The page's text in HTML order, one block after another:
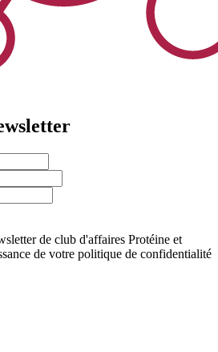
de club d'affaires Protéine et
de votre politique de confidentialité